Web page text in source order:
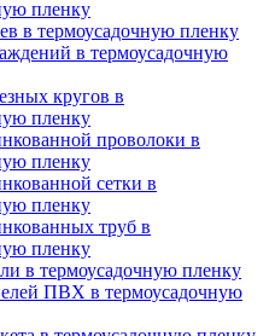
пленку
в термоусадочную пленку
в термоусадочную
кругов в
пленку
проволоки в
пленку
сетки в
пленку
труб в
пленку
в термоусадочную пленку
ПВХ в термоусадочную